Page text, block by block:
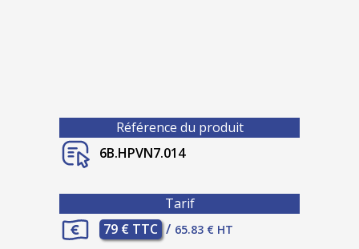
Référence du produit
6B.HPVN7.014
Tarif
79 € TTC / 65.83 € HT